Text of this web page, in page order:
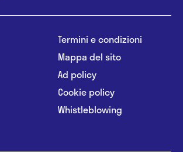
Termini e condizioni
Mappa del sito
Ad policy
Cookie policy
Whistleblowing